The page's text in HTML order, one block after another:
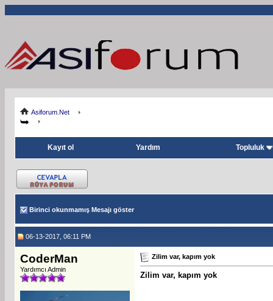
Asiforum.Net
Kayıt ol Yardım Topluluk
Birinci okunmamış Mesajı göster
06-13-2017, 06:11 PM
CoderMan
Yardımcı Admin
Zilim var, kapım yok
Zilim var, kapım yok